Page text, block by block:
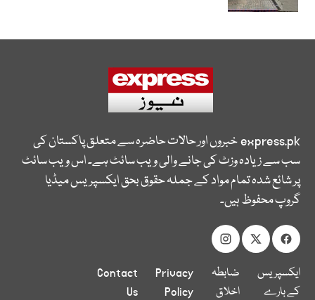
express.pkخبروں اور حالات حاضرہ سے متعلق پاکستان کی
سب سے زیادہ وزٹ کی جانے والی ویب سائٹ ہے۔ اس ویب سائٹ
پر شائع شدہ تمام مواد کے جملہ حقوق بحق ایکسپریس میڈیا
گروپ محفوظ ہیں۔
ایکسپریس
کے بارے
ضابطہ
اخلاق
Privacy
Policy
Contact
Us